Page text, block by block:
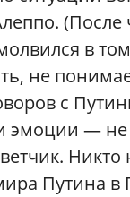
(После
в
не
с
эмоции —
Никто
Путина в